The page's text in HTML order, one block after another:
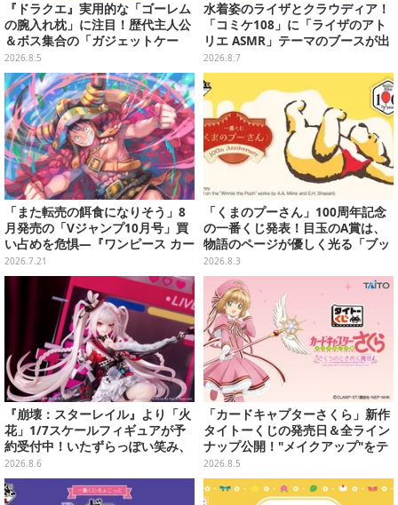
『ドラクエ』実用的な「ゴーレム
の腕入れ枕」に注目！歴代主人公
＆ボス集合の「ガジェットケー
ス」ほか9プライズが8月順次展開
2026.8.5
水着姿のライザとクラウディア！
「コミケ108」に「ライザのアト
リエ ASMR」テーマのブースが出
展ーアクスタや限定“たる”ボイス
ASMRカードも
2026.8.7
「また転売の餌食になりそう」8
月発売の「Vジャンプ10月号」買
い占めを危惧―『ワンピース カー
ド』付録中止もやまぬ不安
2026.7.21
「くまのプーさん」100周年記念
の一番くじ発表！目玉のA賞は、
物語のページが優しく光る「ブッ
クシェイプドライト」
2026.8.3
『崩壊：スターレイル』より「火
花」1/7スケールフィギュアが予
約受付中！いたずらっぽい笑み、
シルクハット型のステージが華や
かさを演出
2026.8.6
「カードキャプターさくら」新作
タイトーくじの発売日＆全ライン
ナップ公開！"メイクアップ"をテ
ーマに、日常でも使いたくなるア
イテムがズラリ
2026.8.5